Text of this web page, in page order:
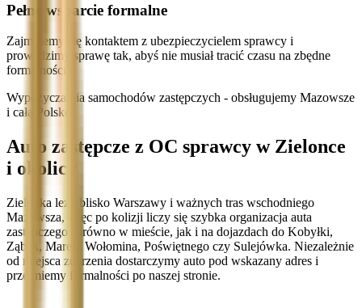
Pełne wsparcie formalne
Zajmujemy się kontaktem z ubezpieczycielem sprawcy i
prowadzimy sprawę tak, abyś nie musiał tracić czasu na zbędne
formalności.
Wypożyczalnia samochodów zastępczych - obsługujemy Mazowsze
i całą Polskę
Auto zastępcze z OC sprawcy w Zielonce
i okolicy
Zielonka leży blisko Warszawy i ważnych tras wschodniego
Mazowsza, więc po kolizji liczy się szybka organizacja auta
zastępczego zarówno w mieście, jak i na dojazdach do Kobyłki,
Ząbek, Marek, Wołomina, Poświętnego czy Sulejówka. Niezależnie
od miejsca zdarzenia dostarczymy auto pod wskazany adres i
przejmiemy formalności po naszej stronie.